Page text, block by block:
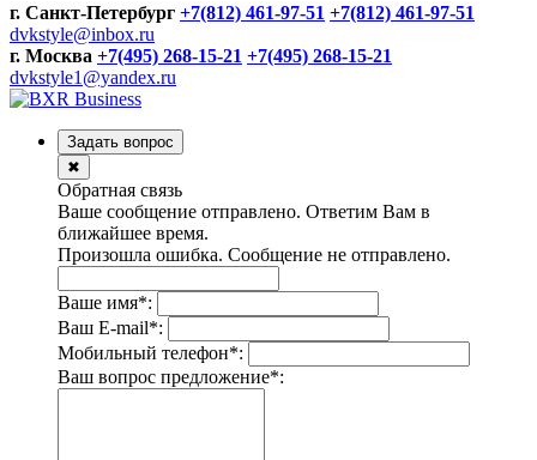
г. Санкт-Петербург +7(812) 461-97-51 +7(812) 461-97-51
dvkstyle@inbox.ru
г. Москва +7(495) 268-15-21 +7(495) 268-15-21
dvkstyle1@yandex.ru
Задать вопрос
✖
Обратная связь
Ваше сообщение отправлено. Ответим Вам в
ближайшее время.
Произошла ошибка. Сообщение не отправлено.
Ваше имя*:
Ваш E-mail*:
Мобильный телефон*:
Ваш вопрос предложение*: